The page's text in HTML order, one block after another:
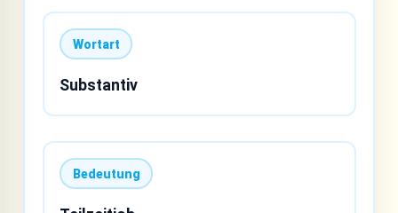
Wortart
Substantiv
Bedeutung